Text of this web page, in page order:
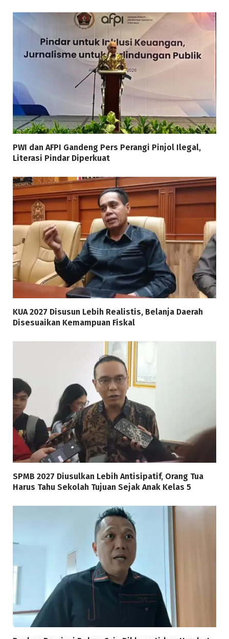
PWI dan AFPI Gandeng Pers Perangi Pinjol Ilegal,
Literasi Pindar Diperkuat
KUA 2027 Disusun Lebih Realistis, Belanja Daerah
Disesuaikan Kemampuan Fiskal
SPMB 2027 Diusulkan Lebih Antisipatif, Orang Tua
Harus Tahu Sekolah Tujuan Sejak Anak Kelas 5